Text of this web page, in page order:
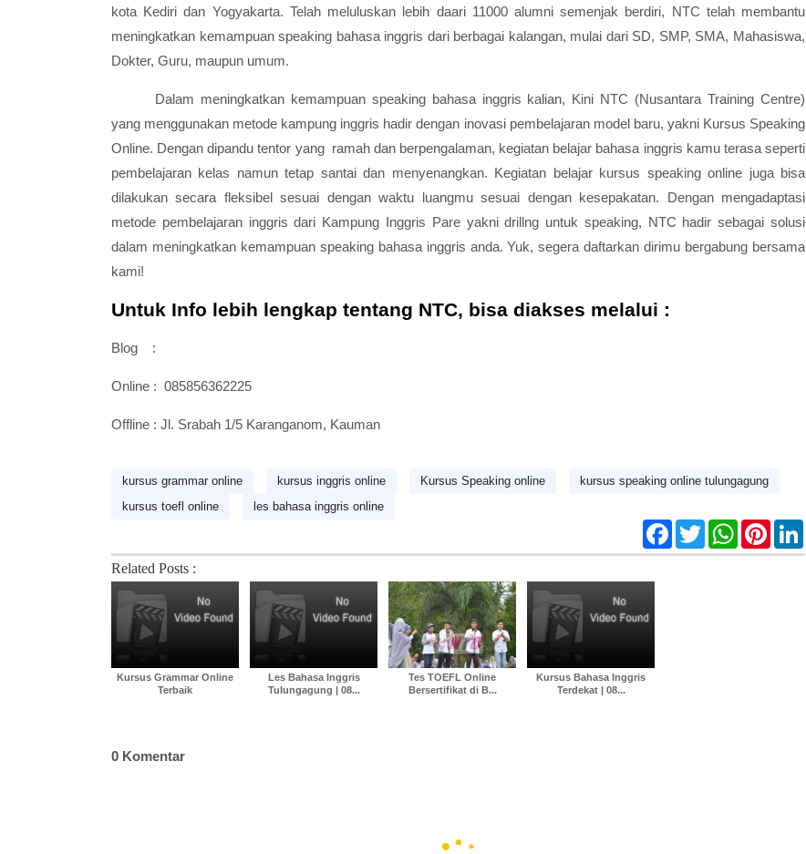
kota Kediri dan Yogyakarta. Telah meluluskan lebih daari 11000 alumni semenjak berdiri, NTC telah membantu
meningkatkan kemampuan speaking bahasa inggris dari berbagai kalangan, mulai dari SD, SMP, SMA, Mahasiswa,
Dokter, Guru, maupun umum.
Dalam meningkatkan kemampuan speaking bahasa inggris kalian, Kini NTC (Nusantara Training Centre)
yang menggunakan metode kampung inggris hadir dengan inovasi pembelajaran model baru, yakni Kursus Speaking
Online. Dengan dipandu tentor yang ramah dan berpengalaman, kegiatan belajar bahasa inggris kamu terasaseperti
pembelajaran kelas namun tetap santai dan menyenangkan. Kegiatan belajar kursus speaking online juga bisa
dilakukan secara fleksibel sesuai dengan waktu luangmu sesuai dengan kesepakatan. Dengan mengadaptasi
metode pembelajaran inggris dari Kampung Inggris Pareyaknidrillng untuk speaking, NTC hadir sebagai solusi
dalam meningkatkan kemampuan speaking bahasa inggris anda. Yuk, segera daftarkan dirimu bergabung bersama
kami!
Untuk Info lebih lengkap tentang NTC, bisa diakses melalui :
Blog :
Online : 085856362225
Offline : Jl. Srabah 1/5 Karanganom, Kauman
kursus grammar online kursus inggris online Kursus Speaking online
kursus speaking online tulungagung
kursus toefl online
les bahasa inggris online
F
c
T
w
i
W
a
P
n
n
Related Posts :
Kursus Grammar Online
Terbaik
Les Bahasa Inggris
Tulungagung | 08...
Tes TOEFL Online
Bersertifikat di B...
Kursus Bahasa Inggris
Terdekat | 08...
0 Komentar